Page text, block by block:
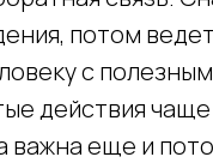
потом
с
действия
еще и